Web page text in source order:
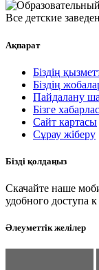
Все детские
Ақпарат
Біздің
Біздің
Пайдалану
Бізге
Сайт картасы
Сұрау жіберу
Бізді қолдаңыз
Скачайте наше
удобного доступа
Әлеуметтік желілер